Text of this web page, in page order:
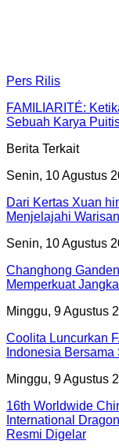
Pers Rilis
FAMILIARITÉ:
Sebuah Karya
Berita Terkait
Senin, 10 Agustus
Dari Kertas Xuan
Menjelajahi
Senin, 10 Agustus
Changhong
Memperkuat
Minggu, 9 Agustus
Coolita Luncurkan
Indonesia
Minggu, 9 Agustus
16th Worldwide
International
Resmi Digelar